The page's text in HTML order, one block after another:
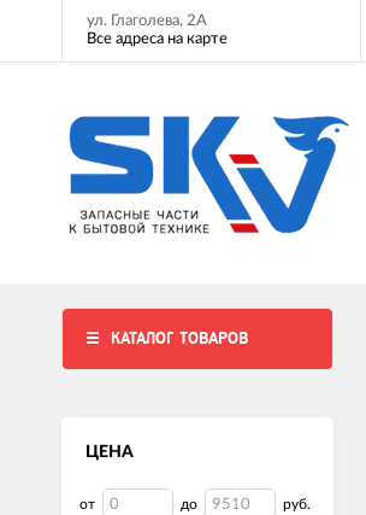
ул. Глаголева, 2А
Все адреса на карте
КАТАЛОГ ТОВАРОВ
ЦЕНА
от до руб.